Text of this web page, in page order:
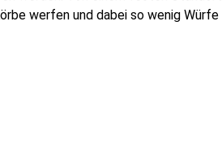
werfen und dabei so wenig Würfe